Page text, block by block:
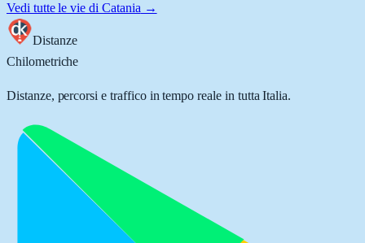
Vedi tutte le vie di Catania →
Distanze
Chilometriche
Distanze, percorsi e traffico in tempo reale in tutta Italia.